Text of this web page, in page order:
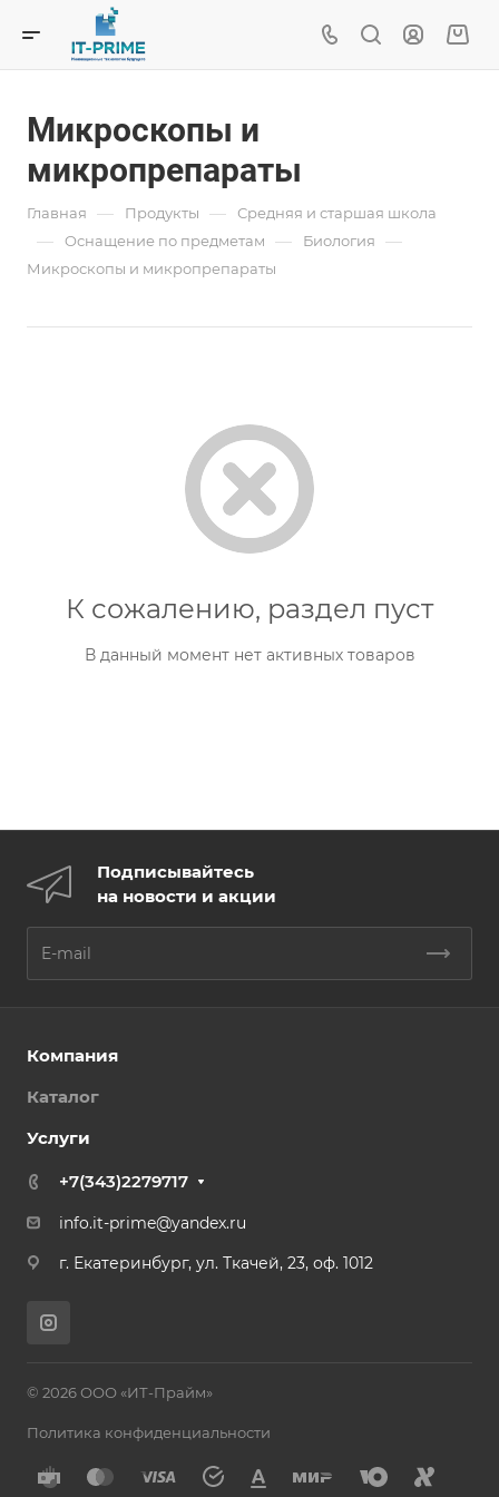
Микроскопы и
микропрепараты
Главная — Продукты — Средняя и старшая школа
— Oснащение по предметам — Биология —
Микроскопы и микропрепараты
К сожалению, раздел пуст
В данный момент нет активных товаров
Подписывайтесь
на новости и акции
Компания
Каталог
Услуги
+7(343)2279717
info.it-prime@yandex.ru
г. Екатеринбург, ул. Ткачей, 23, оф. 1012
© 2026 ООО «ИТ-Прайм»
Политика конфиденциальности